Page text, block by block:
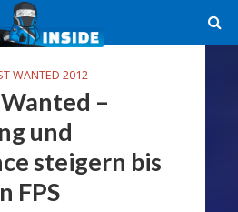
WANTED 2012
–
und
steigern bis
FPS